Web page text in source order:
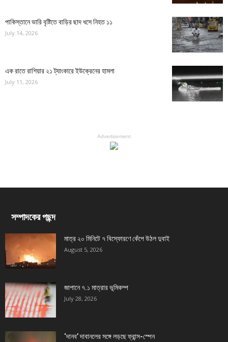
পাকিস্তানে ভারি বৃষ্টিতে বাড়ির ছাদ ধসে নিহত ১১
July 14, 2026
এক রাতে রাশিয়ার ২১ ট্যাংকারে ইউক্রেনের হামলা
July 11, 2026
Advertisement
সম্পাদকের পছন্দ
মাত্র ২০ মিনিটে ৭ বিস্ফোরণে কেঁপে উঠল দুবাই
August 5, 2026
জাপানে ৭.১ মাত্রার ভূমিকম্প
July 28, 2026
‘দানব’ দাবানলের সঙ্গে লড়ছে ফ্রান্স-স্পেন